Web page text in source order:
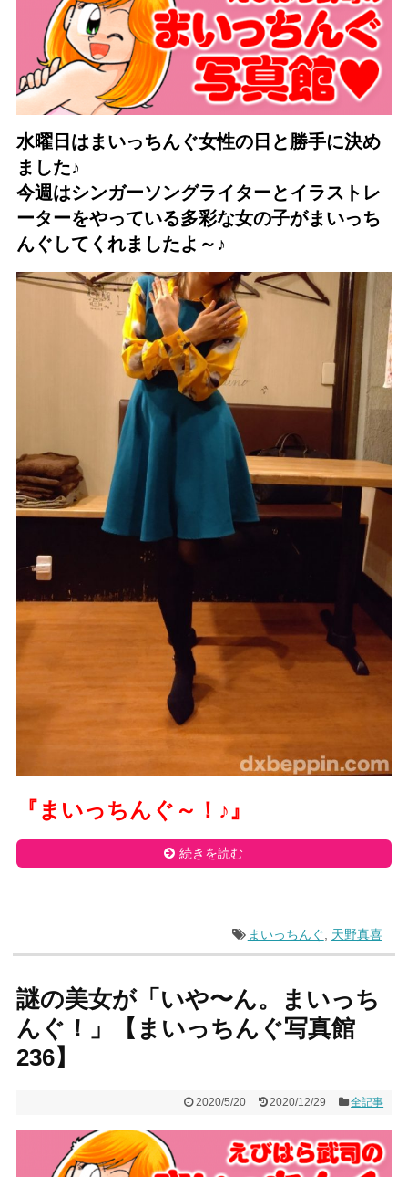
水曜日はまいっちんぐ女性の日と勝手に決め
ました♪
今週はシンガーソングライターとイラストレ
ーターをやっている多彩な女の子がまいっち
んぐしてくれましたよ～♪
『まいっちんぐ～！ ♪』
続きを読む
まいっちんぐ 天野真喜
謎の美女が「いや〜ん。まいっち
んぐ！」【まいっちんぐ写真館
236】
2020/5/20 2020/12/29 全記事